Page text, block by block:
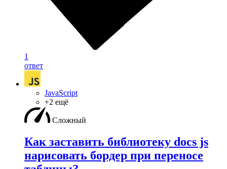
1
ответ
JavaScript
+2 ещё
Сложный
Как заставить библиотеку docs js
нарисовать бордер при переносе